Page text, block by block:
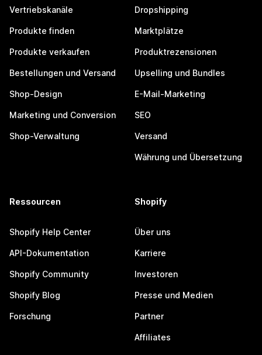
Vertriebskanäle
Produkte finden
Produkte verkaufen
Bestellungen und Versand
Shop-Design
Marketing und Conversion
Shop-Verwaltung
Dropshipping
Marktplätze
Produktrezensionen
Upselling und Bundles
E-Mail-Marketing
SEO
Versand
Währung und Übersetzung
Ressourcen
Shopify Help Center
API-Dokumentation
Shopify Community
Shopify Blog
Forschung
Shopify
Über uns
Karriere
Investoren
Presse und Medien
Partner
Affiliates